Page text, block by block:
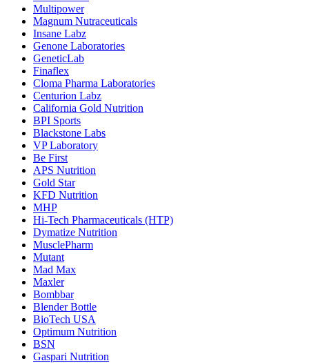
Multipower
Magnum Nutraceuticals
Insane Labz
Genone Laboratories
GeneticLab
Finaflex
Cloma Pharma Laboratories
Centurion Labz
California Gold Nutrition
BPI Sports
Blackstone Labs
VP Laboratory
Be First
APS Nutrition
Gold Star
KFD Nutrition
MHP
Hi-Tech Pharmaceuticals (HTP)
Dymatize Nutrition
MusclePharm
Mutant
Mad Max
Maxler
Bombbar
Blender Bottle
BioTech USA
Optimum Nutrition
BSN
Gaspari Nutrition